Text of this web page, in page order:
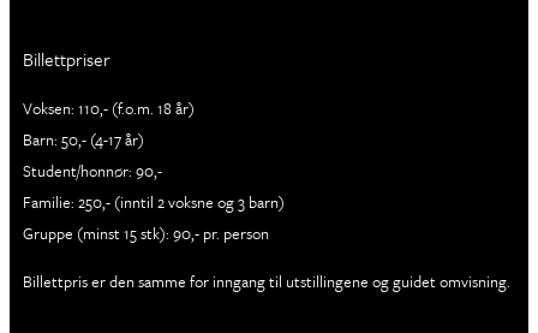
Billettpriser
Voksen: 110,- (f.o.m. 18 år)
Barn: 50,- (4-17 år)
Student/honnør: 90,-
Familie: 250,- (inntil 2 voksne og 3 barn)
Gruppe (minst 15 stk): 90,- pr. person
Billettpris er den samme for inngang til utstillingene og guidet omvisning.